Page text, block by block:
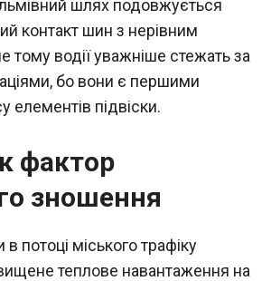
шлях подовжується
контакт шин з нерівним
тому водії уважніше стежать за
бо вони є першими
елементів підвіски.
фактор
зношення
в потоці міського трафіку
теплове навантаження на